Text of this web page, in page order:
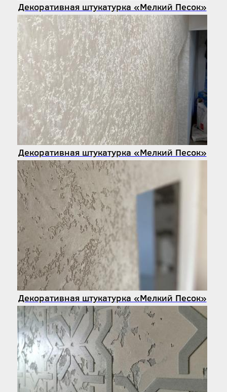
Декоративная штукатурка «Мелкий Песок»
Декоративная штукатурка «Мелкий Песок»
Декоративная штукатурка «Мелкий Песок»